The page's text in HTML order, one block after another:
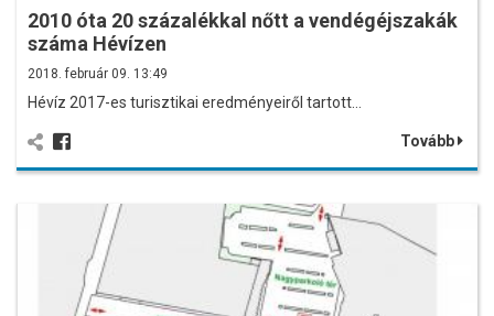
2010 óta 20 százalékkal nőtt a vendégéjszakák
száma Hévízen
2018. február 09. 13:49
Hévíz 2017-es turisztikai eredményeiről tartott…
Tovább